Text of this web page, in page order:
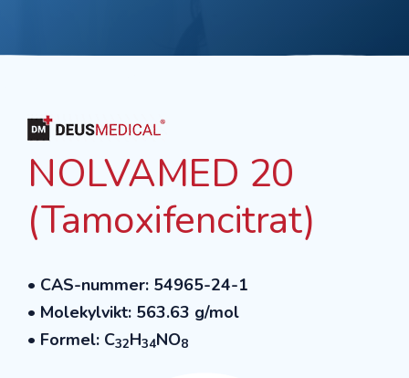
NOLVAMED 20
(Tamoxifencitrat)
• CAS-nummer: 54965-24-1
• Molekylvikt: 563.63 g/mol
• Formel: C32H34NO8